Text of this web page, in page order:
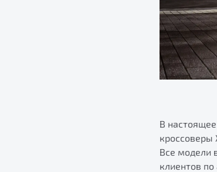
В
кроссоверы
Все модели
клиентов